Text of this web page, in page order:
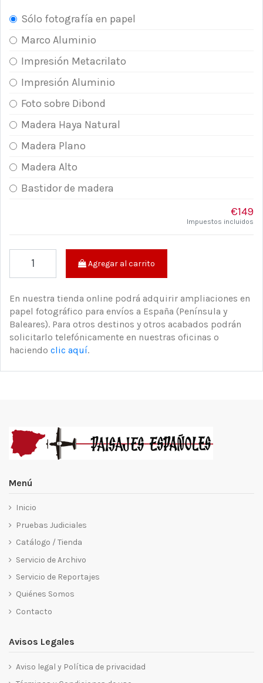
Sólo fotografía en papel
Marco Aluminio
Impresión Metacrilato
Impresión Aluminio
Foto sobre Dibond
Madera Haya Natural
Madera Plano
Madera Alto
Bastidor de madera
€149
Impuestos incluidos
Agregar al carrito
En nuestra tienda online podrá adquirir ampliaciones en
papel fotográfico para envíos a España (Península y
Baleares). Para otros destinos y otros acabados podrán
solicitarlo telefónicamente en nuestras oficinas o
haciendo clic aquí.
Menú
Inicio
Pruebas Judiciales
Catálogo / Tienda
Servicio de Archivo
Servicio de Reportajes
Quiénes Somos
Contacto
Avisos Legales
Aviso legal y Política de privacidad